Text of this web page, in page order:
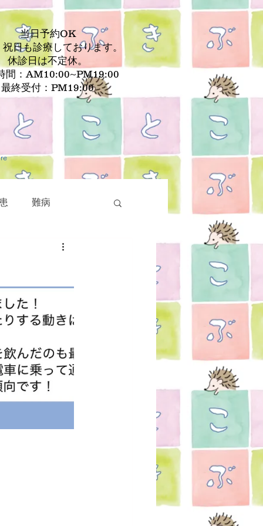
当日予約OK
日も診療しております。
休診日は不定休。
間：AM10:00~PM19:00
最終受付：PM19:00
難病
皮膚疾患